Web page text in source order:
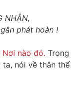
NHÂN,
phát hoàn !
Nơi nào đó. Trong
ta, nói về thân thế